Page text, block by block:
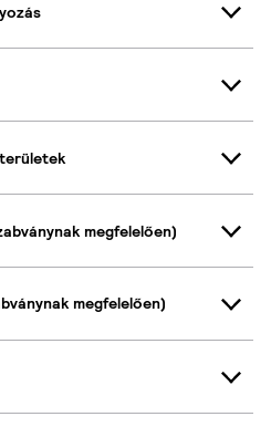
megfelelően)
megfelelően)